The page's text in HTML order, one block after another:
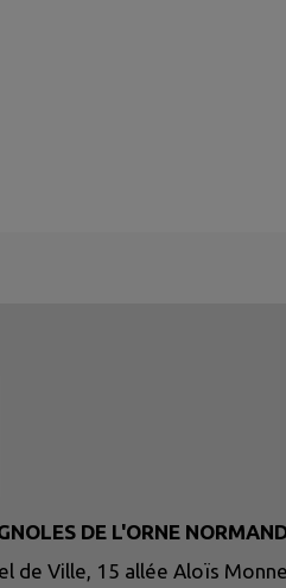
DE L'ORNE
de Ville, 15 allée Aloïs